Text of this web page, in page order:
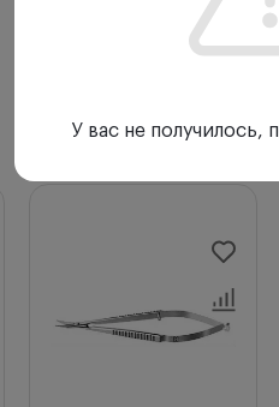
С этим товаром
У вас не получилось,